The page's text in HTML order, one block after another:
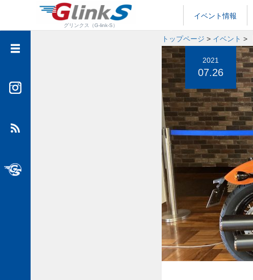
グリンクス（G-link-S）
イベント情報
イベント情報
フットサル情報
SUVといえばグッドスピード
トップページ > イベント >
2021
07.26